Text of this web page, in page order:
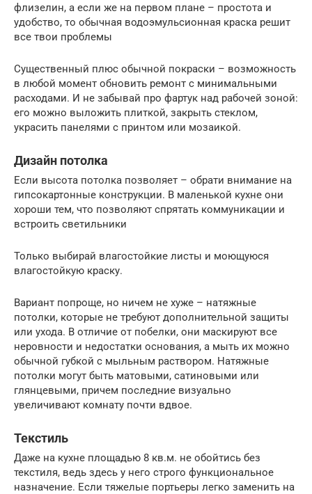
флизелин, а если же на первом плане – простота и
удобство, то обычная водоэмульсионная краска решит
все твои проблемы
Существенный плюс обычной покраски – возможность
в любой момент обновить ремонт с минимальными
расходами. И не забывай про фартук над рабочей зоной:
его можно выложить плиткой, закрыть стеклом,
украсить панелями с принтом или мозаикой.
Дизайн потолка
Если высота потолка позволяет – обрати внимание на
гипсокартонные конструкции. В маленькой кухне они
хороши тем, что позволяют спрятать коммуникации и
встроить светильники
Только выбирай влагостойкие листы и моющуюся
влагостойкую краску.
Вариант попроще, но ничем не хуже – натяжные
потолки, которые не требуют дополнительной защиты
или ухода. В отличие от побелки, они маскируют все
неровности и недостатки основания, а мыть их можно
обычной губкой с мыльным раствором. Натяжные
потолки могут быть матовыми, сатиновыми или
глянцевыми, причем последние визуально
увеличивают комнату почти вдвое.
Текстиль
Даже на кухне площадью 8 кв.м. не обойтись без
текстиля, ведь здесь у него строго функциональное
назначение. Если тяжелые портьеры легко заменить на